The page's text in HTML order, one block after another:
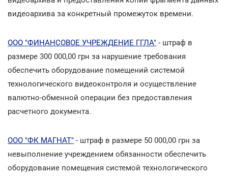
видеоархива за конкретный промежуток времени.
ООО "ФИНАНСОВОЕ УЧРЕЖДЕНИЕ ГГЛА" - штраф в
размере 300 000,00 грн за нарушение требования
обеспечить оборудование помещений системой
технологического видеоконтроля и осуществление
валютно-обменной операции без предоставления
расчетного документа.
ООО "ФК МАГНАТ" - штраф в размере 50 000,00 грн за
невыполнение учреждением обязанности обеспечить
оборудование помещения системой технологического